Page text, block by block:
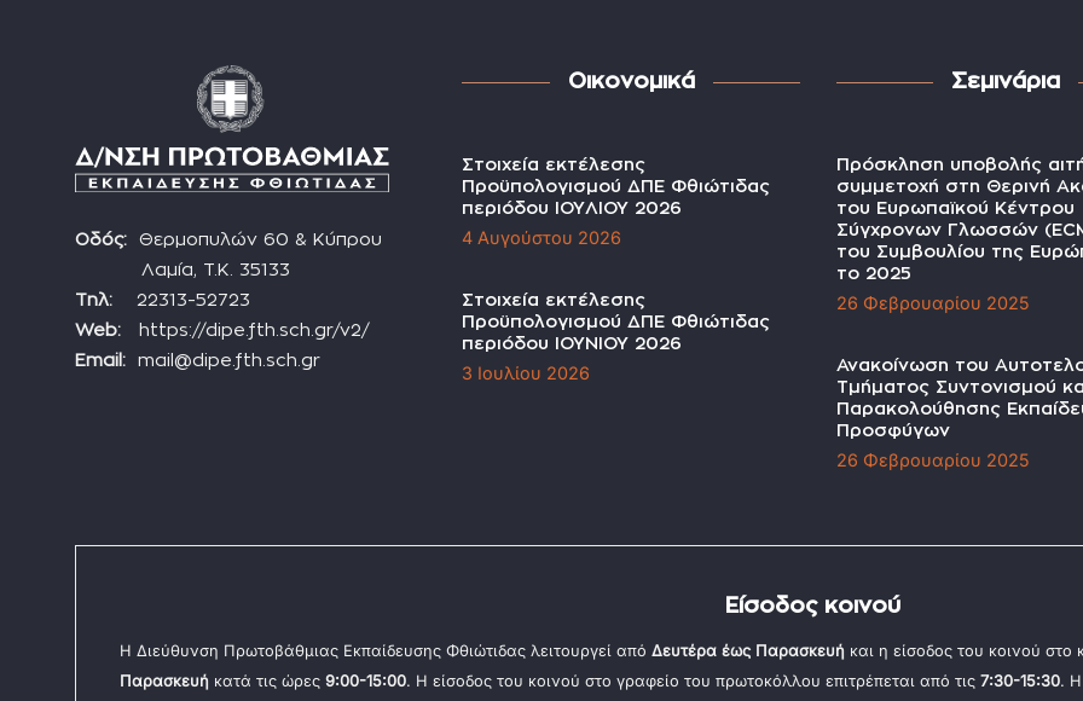
Οδός: Θερμοπυλών 60 & Κύπρου
Λαμία, Τ.Κ. 35133
Τηλ: 22313-52723
Web: https://dipe.fth.sch.gr/v2/
Email: mail@dipe.fth.sch.gr
Οικονομικά
Στοιχεία εκτέλεσης
Προϋπολογισμού ΔΠΕ Φθιώτιδας
περιόδου ΙΟΥΛΙΟΥ 2026
4 Αυγούστου 2026
Στοιχεία εκτέλεσης
Προϋπολογισμού ΔΠΕ Φθιώτιδας
περιόδου ΙΟΥΝΙΟΥ 2026
3 Ιουλίου 2026
Σεμινάρια
Πρόσκληση υποβολής
συμμετοχή στη Θερινή
του Ευρωπαϊκού Κέντρου
Σύγχρονων Γλωσσών
του Συμβουλίου της
το 2025
26 Φεβρουαρίου 2025
Ανακοίνωση του
Τμήματος Συντονισμού
Παρακολούθησης
Προσφύγων
26 Φεβρουαρίου 2025
Είσοδος κοινού
Η Διεύθυνση Πρωτοβάθμιας Εκπαίδευσης Φθιώτιδας λειτουργεί από Δευτέρα έως Παρασκευή και η είσοδος του κοινού στο
Παρασκευή κατά τις ώρες 9:00-15:00. Η είσοδος του κοινού στο γραφείο του πρωτοκόλλου επιτρέπεται από τις 7:30-15:30. Η